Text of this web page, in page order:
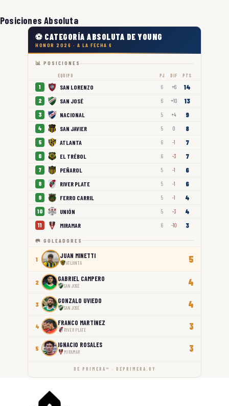
Posiciones Absoluta
⚽ CATEGORÍA ABSOLUTA DE YOUNG
HONOR 2026 · A LA FECHA 6
📊 POSICIONES
EQUIPO PJ DIF PTS
1 SAN LORENZO 6 +6 14
2 SAN JOSÉ 6 +10 13
3 NACIONAL 5 +4 9
4 SAN JAVIER 5 0 8
5 ATLANTA 6 -1 7
6 EL TRÉBOL 6 -3 7
7 PEÑAROL 5 -1 6
8 RIVER PLATE 5 -1 6
9 FERRO CARRIL 5 -1 4
10 UNIÓN 5 -3 4
11 MIRAMAR 6 -10 3
🥅 GOLEADORES
1 JUAN MINETTI
ATLANTA 5
2 GABRIEL CAMPERO
SAN JOSÉ 4
3 GONZALO UVIEDO
SAN JOSÉ 4
4 FRANCO MARTÍNEZ
RIVER PLATE 3
5 IGNACIO ROSALES
MIRAMAR 3
DE PRIMERA™ · DEPRIMERA.UY